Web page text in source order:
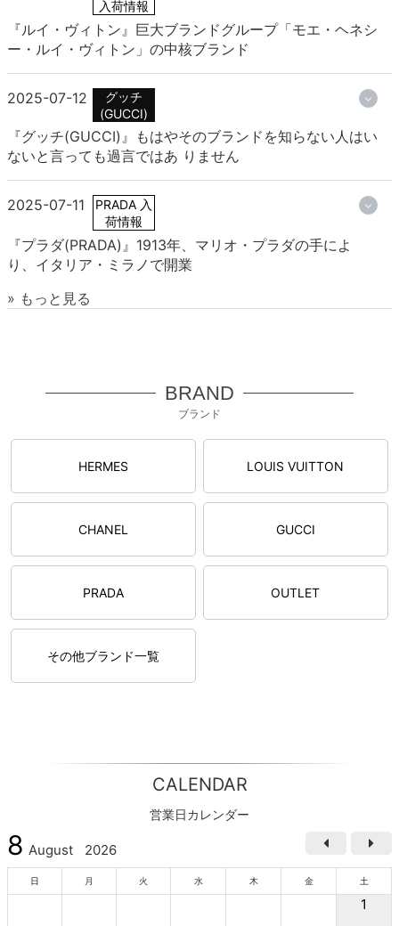
入荷情報
『ルイ・ヴィトン』巨大ブランドグループ「モエ・ヘネシ
ー・ルイ・ヴィトン」の中核ブランド
2025-07-12
グッチ
(GUCCI)
『グッチ(GUCCI)』もはやそのブランドを知らない人はい
ないと言っても過言ではあ りません
2025-07-11
PRADA 入
荷情報
『プラダ(PRADA)』1913年、マリオ・プラダの手によ
り、イタリア・ミラノで開業
» もっと見る
BRAND
ブランド
HERMES LOUIS VUITTON
CHANEL GUCCI
PRADA OUTLET
その他ブランド一覧
CALENDAR
営業日カレンダー
8 August 2026
日 月 火 水 木 金 土
1